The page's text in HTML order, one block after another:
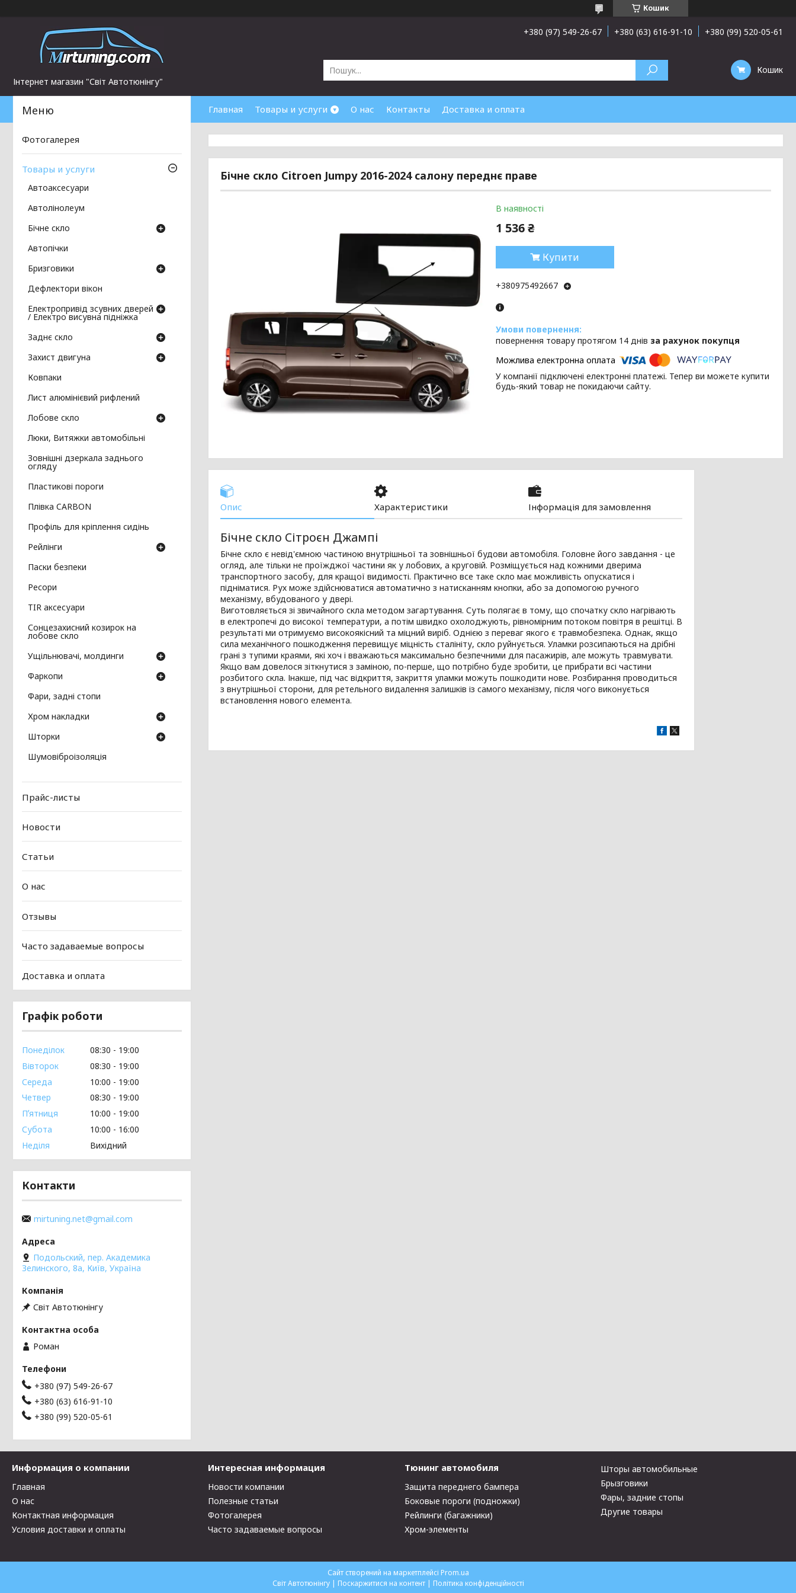
Кошик
Інтернет магазин "Світ Автотюнінгу"
+380 (97) 549-26-67 +380 (63) 616-91-10 +380 (99) 520-05-61
Кошик
Главная Товары и услуги О нас Контакты Доставка и оплата
Бічне скло Citroen Jumpy 2016-2024 салону переднє праве
В наявності
1 536 ₴
Купити
+380975492667
повернення товару протягом 14 днів за рахунок покупця
У компанії підключені електронні платежі. Тепер ви можете купити
будь-який товар не покидаючи сайту.
Опис Характеристики Інформація для замовлення
Бічне скло Сітроєн Джампі
Бічне скло є невід'ємною частиною внутрішньої та зовнішньої будови автомобіля. Головне його завдання - це
огляд, але тільки не проїжджої частини як у лобових, а круговій. Розміщується над кожними дверима
транспортного засобу, для кращої видимості. Практично все таке скло має можливість опускатися і
підніматися. Рух може здійснюватися автоматично з натисканням кнопки, або за допомогою ручного
механізму, вбудованого у двері.
Виготовляється зі звичайного скла методом загартування. Суть полягає в тому, що спочатку скло нагрівають
в електропечі до високої температури, а потім швидко охолоджують, рівномірним потоком повітря в решітці. В
результаті ми отримуємо високоякісний та міцний виріб. Однією з переваг якого є травмобезпека. Однак, якщо
сила механічного пошкодження перевищує міцність сталініту, скло руйнується. Уламки розсипаються на дрібні
грані з тупими краями, які хоч і вважаються максимально безпечними для пасажирів, але можуть травмувати.
Якщо вам довелося зіткнутися з заміною, по-перше, що потрібно буде зробити, це прибрати всі частини
розбитого скла. Інакше, під час відкриття, закриття уламки можуть пошкодити нове. Розбирання проводиться
з внутрішньої сторони, для ретельного видалення залишків із самого механізму, після чого виконується
встановлення нового елемента.
Фотогалерея
Товары и услуги
Автоаксесуари
Автолінолеум
Бічне скло
Автопічки
Бризговики
Дефлектори вікон
Електропривід зсувних дверей
/ Електро висувна підніжка
Заднє скло
Захист двигуна
Ковпаки
Лист алюмінієвий рифлений
Лобове скло
Люки, Витяжки автомобільні
Зовнішні дзеркала заднього
огляду
Пластикові пороги
Плівка CARBON
Профіль для кріплення сидінь
Рейлінги
Паски безпеки
Ресори
TIR аксесуари
Сонцезахисний козирок на
лобове скло
Ущільнювачі, молдинги
Фаркопи
Фари, задні стопи
Хром накладки
Шторки
Шумовіброізоляція
Прайс-листы
Новости
Статьи
О нас
Отзывы
Часто задаваемые вопросы
Доставка и оплата
Графік роботи
Понеділок 08:30
19:00
Вівторок
08:30
19:00
Середа
10:00
19:00
Четвер
08:30
19:00
Пʼятниця
10:00
19:00
Субота
10:00
16:00
Неділя
Вихідний
Контакти
mirtuning.net@gmail.com
Подольский, пер. Академика
Зелинского, 8а, Київ, Україна
Світ Автотюнінгу
Роман
+380 (97) 549-26-67
+380 (63) 616-91-10
+380 (99) 520-05-61
Информация о компании
Главная
О нас
Контактная информация
Условия доставки и оплаты
Интересная информация
Новости компании
Полезные статьи
Фотогалерея
Часто задаваемые вопросы
Тюнинг автомобиля
Защита переднего бампера
Боковые пороги (подножки)
Рейлинги (багажники)
Хром-элементы
Шторы автомобильные
Брызговики
Фары, задние стопы
Другие товары
Сайт створений на маркетплейсі Prom.ua
Світ Автотюнінгу | Поскаржитися на контент | Політика конфіденційності